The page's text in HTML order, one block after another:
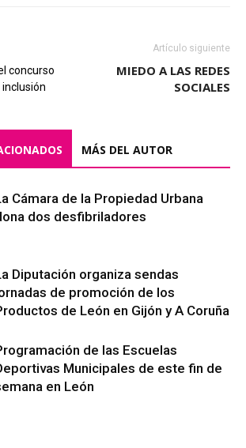
concurso
Artículo siguiente
MIEDO A LAS REDES
SOCIALES
MÁS DEL AUTOR
Cámara de la Propiedad Urbana
dos desfibriladores
Diputación organiza sendas
de promoción de los
de León en Gijón y A Coruña
de las Escuelas
Municipales de este fin de
en León